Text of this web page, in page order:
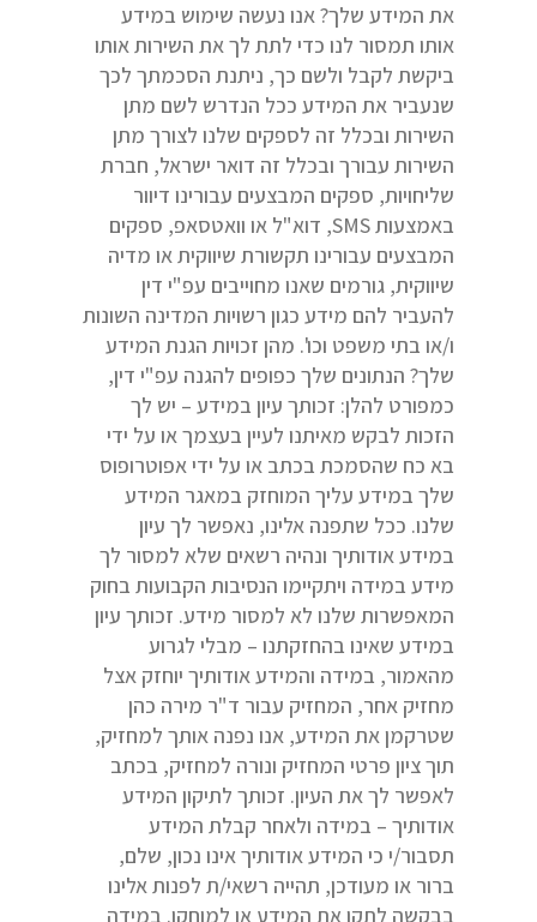
את המידע שלך? אנו נעשה שימוש במידע
אותו תמסור לנו כדי לתת לך את השירות אותו
ביקשת לקבל ולשם כך, ניתנת הסכמתך לכך
שנעביר את המידע ככל הנדרש לשם מתן
השירות ובכלל זה לספקים שלנו לצורך מתן
השירות עבורך ובכלל זה דואר ישראל, חברת
שליחויות, ספקים המבצעים עבורינו דיוור
באמצעות SMS, דוא"ל או וואטסאפ, ספקים
המבצעים עבורינו תקשורת שיווקית או מדיה
שיווקית, גורמים שאנו מחוייבים עפ"י דין
להעביר להם מידע כגון רשויות המדינה השונות
ו/או בתי משפט וכו'. מהן זכויות הגנת המידע
שלך? הנתונים שלך כפופים להגנה עפ"י דין,
כמפורט להלן: זכותך עיון במידע – יש לך
הזכות לבקש מאיתנו לעיין בעצמך או על ידי
בא כח שהסמכת בכתב או על ידי אפוטרופוס
שלך במידע עליך המוחזק במאגר המידע
שלנו. ככל שתפנה אלינו, נאפשר לך עיון
במידע אודותיך ונהיה רשאים שלא למסור לך
מידע במידה ויתקיימו הנסיבות הקבועות בחוק
המאפשרות שלנו לא למסור מידע. זכותך עיון
במידע שאינו בהחזקתנו – מבלי לגרוע
מהאמור, במידה והמידע אודותיך יוחזק אצל
מחזיק אחר, המחזיק עבור ד"ר מירה כהן
שטרקמן את המידע, אנו נפנה אותך למחזיק,
תוך ציון פרטי המחזיק ונורה למחזיק, בכתב
לאפשר לך את העיון. זכותך לתיקון המידע
אודותיך – במידה ולאחר קבלת המידע
תסבור/י כי המידע אודותיך אינו נכון, שלם,
ברור או מעודכן, תהייה רשאי/ת לפנות אלינו
בבקשה לתקן את המידע או למוחקו. במידה